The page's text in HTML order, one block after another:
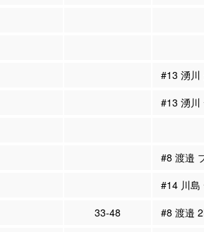
#13 湧川
#13 湧川
#8 渡邉
#14 川島
33-48
#8 渡邉